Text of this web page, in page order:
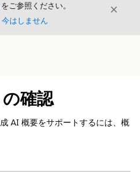
をご参照ください。
今はしません
閉じる
確認
AI 概要をサポートするには、概